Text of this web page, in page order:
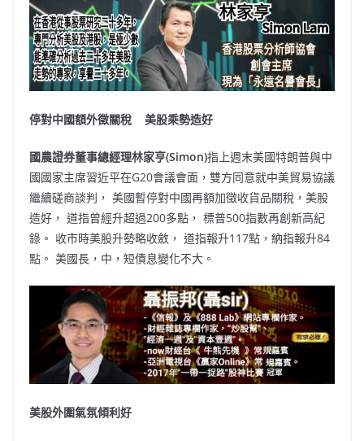
停對中國額外徵關稅 美股乘勢造好
國農證券董事總經理林家亨(Simon)指上週末美國特朗普與中
國國家主席習近平在G20會議會面，雙方同意就中美貿易協議
繼續磋商談判， 美國暫停對中國再額加徵收貨品關稅，美股
造好， 道指曾經升超過200多點， 標普500指數再創新高紀
錄。 收市時美股升勢略收斂， 道指報升117點，納指報升84
點。 美國長，中，短債息變化不大。
美股外圍氣氛傾利好